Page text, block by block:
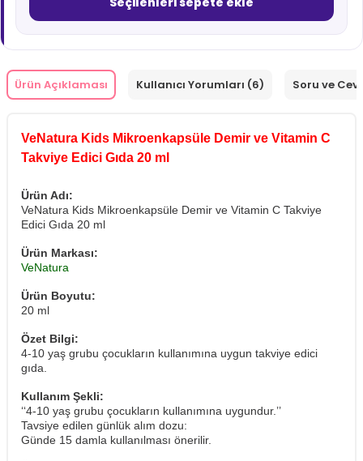
Ürün Açıklaması Kullanıcı Yorumları (6) Soru ve
VeNatura Kids Mikroenkapsüle Demir ve Vitamin C
Takviye Edici Gıda 20 ml
Ürün Adı:
VeNatura Kids Mikroenkapsüle Demir ve Vitamin C Takviye
Edici Gıda 20 ml
Ürün Markası:
VeNatura
Ürün Boyutu:
20 ml
Özet Bilgi:
4-10 yaş grubu çocukların kullanımına uygun takviye edici
gıda.
Kullanım Şekli:
‘‘4-10 yaş grubu çocukların kullanımına uygundur.’’
Tavsiye edilen günlük alım dozu:
​Günde 15 damla kullanılması önerilir.